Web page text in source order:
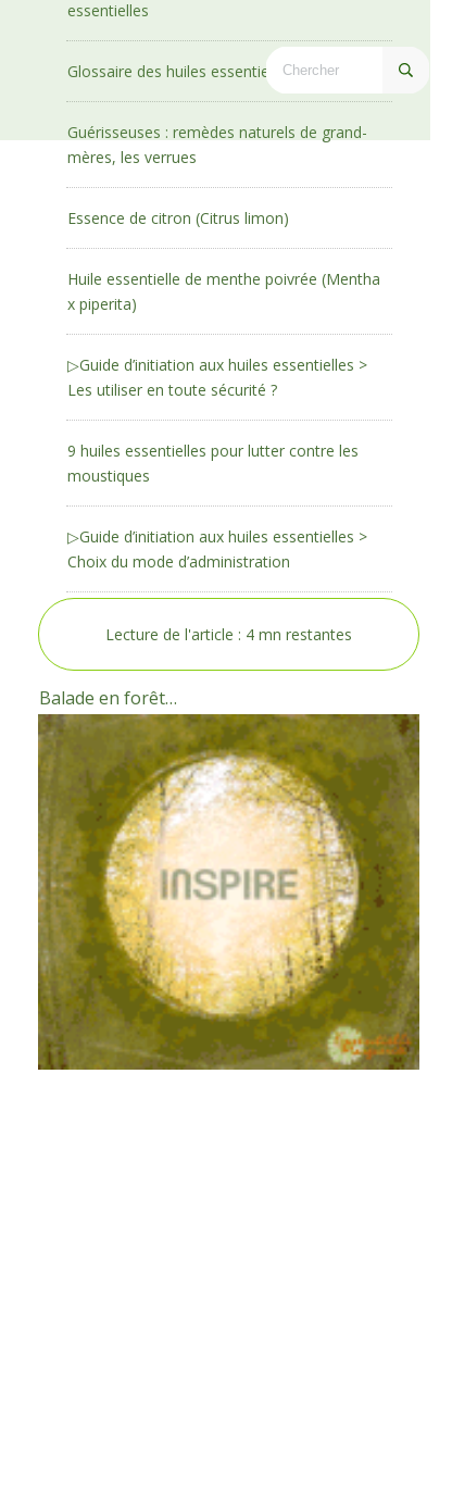
essentielles
Glossaire des huiles essentielles
Guérisseuses : remèdes naturels de grand-
mères, les verrues
Essence de citron (Citrus limon)
Huile essentielle de menthe poivrée (Mentha
x piperita)
▷Guide d’initiation aux huiles essentielles >
Les utiliser en toute sécurité ?
9 huiles essentielles pour lutter contre les
moustiques
▷Guide d’initiation aux huiles essentielles >
Choix du mode d’administration
Lecture de l'article : 4 mn restantes
Balade en forêt…